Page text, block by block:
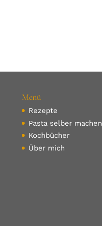
Menü
Rezepte
Pasta selber machen
Kochbücher
Über mich